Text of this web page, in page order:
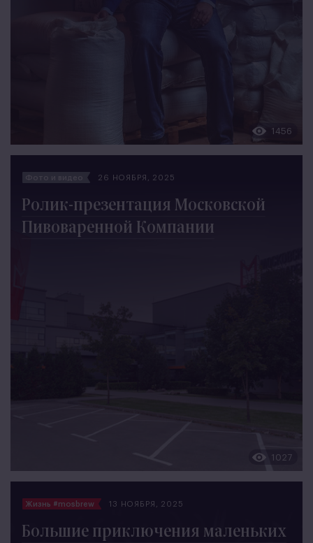
1456
26 НОЯБРЯ, 2025
Ролик-презентация Московской
Пивоваренной Компании
1027
Жизнь #mosbrew 13 НОЯБРЯ, 2025
Большие приключения маленьких